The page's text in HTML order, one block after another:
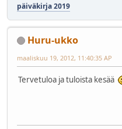
päiväkirja 2019
Huru-ukko
maaliskuu 19, 2012, 11:40:35 AP
Tervetuloa ja tuloista kesää